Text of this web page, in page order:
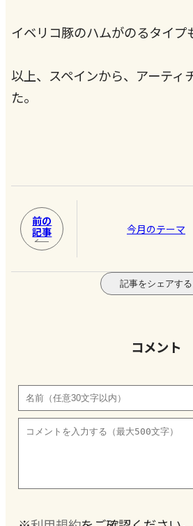
イベリコ豚のハムがのるタイプ
以上、スペインから、アーティ
た。
前の
記事
今月のテーマ
記事をシェアする
コメント